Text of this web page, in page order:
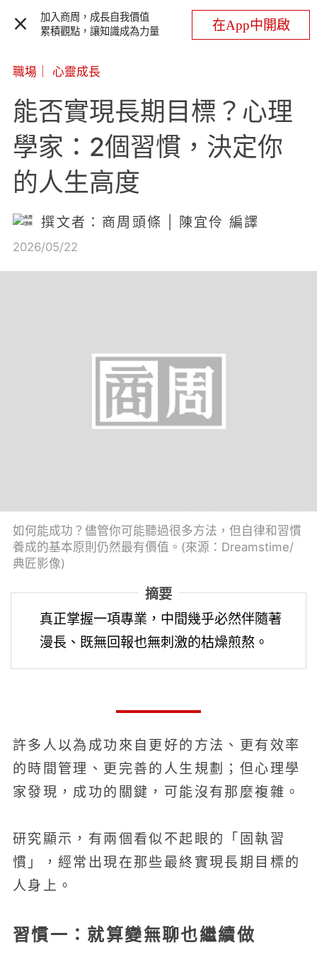
加入商周，成長自我價值
累積觀點，讓知識成為力量
在App中開啟
職場 心靈成長
能否實現長期目標？心理
學家：2個習慣，決定你
的人生高度
撰文者：商周頭條 | 陳宜伶 編譯
2026/05/22
如何能成功？儘管你可能聽過很多方法，但自律和習慣
養成的基本原則仍然最有價值。(來源：Dreamstime/
典匠影像)
摘要
真正掌握一項專業，中間幾乎必然伴隨著
漫長、既無回報也無刺激的枯燥煎熬。
許多人以為成功來自更好的方法、更有效率
的時間管理、更完善的人生規劃；但心理學
家發現，成功的關鍵，可能沒有那麼複雜。
研究顯示，有兩個看似不起眼的「固執習
慣」，經常出現在那些最終實現長期目標的
人身上。
習慣一：就算變無聊也繼續做